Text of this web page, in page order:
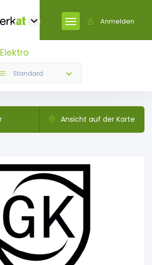
Anmelden
Elektro
Standard
Ansicht auf der Karte